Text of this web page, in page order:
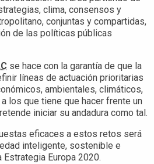
clima, consensos y
conjuntas y compartidas,
de las políticas públicas
se hace con la garantía de que la
líneas de actuación prioritarias
ambientales, climáticos,
los que tiene que hacer frente un
iniciar su andadura como tal.
eficaces a estos retos será
inteligente, sostenible e
Europa 2020.